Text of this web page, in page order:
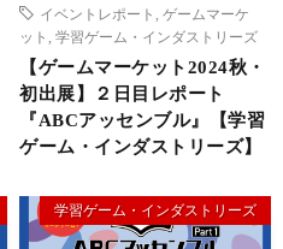
イベントレポート
ゲームマーケ
ット
学習ゲーム・インダストリーズ
【ゲームマーケット2024秋・
初出展】２日目レポート
『ABCアッセンブル』【学習
ゲーム・インダストリーズ】
学習ゲーム・インダストリーズ